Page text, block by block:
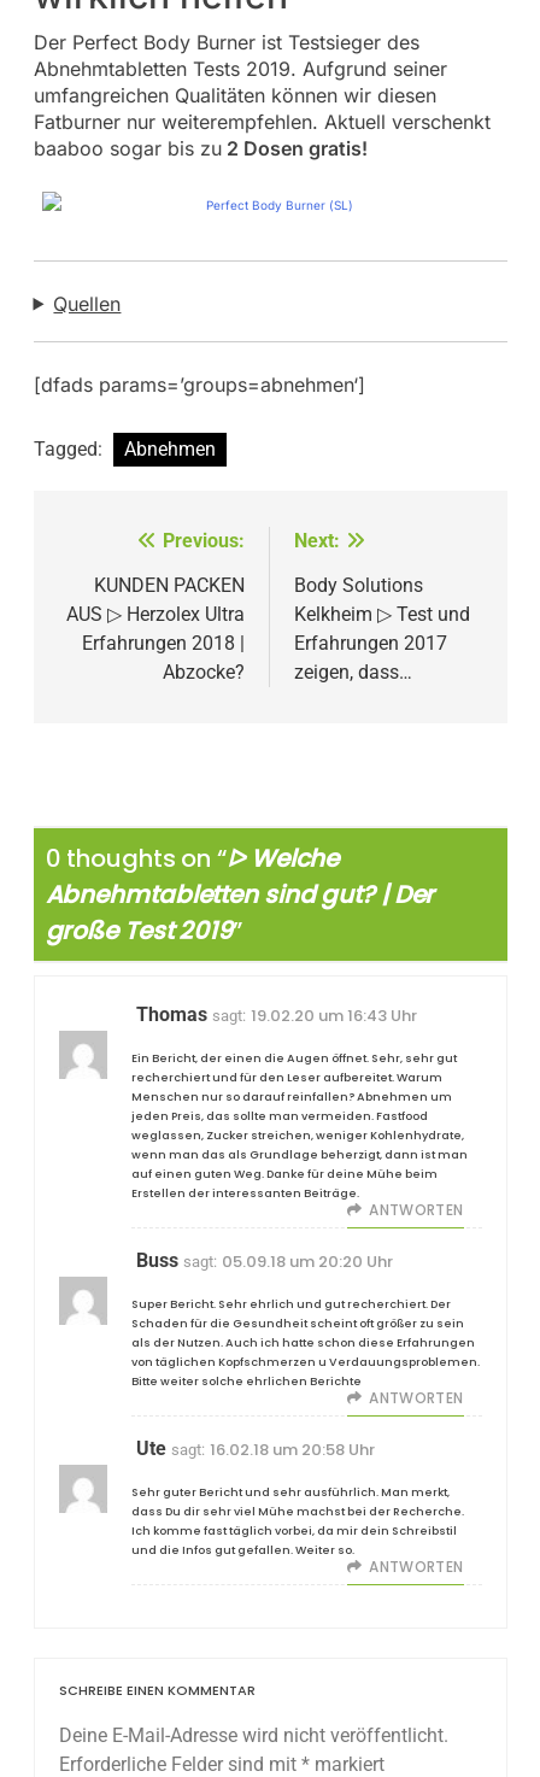
Der Perfect Body Burner ist Testsieger des
Abnehmtabletten Tests 2019. Aufgrund seiner
umfangreichen Qualitäten können wir diesen
Fatburner nur weiterempfehlen. Aktuell verschenkt
baaboo sogar bis zu2 Dosen gratis!
Quellen
[dfads params=’groups=abnehmen‘]
Tagged: Abnehmen
Beitragsnavigation
Previous:
KUNDEN PACKEN
AUS ▷ Herzolex Ultra
Erfahrungen 2018 |
Abzocke?
Next:
Body Solutions
Kelkheim ▷ Test und
Erfahrungen 2017
zeigen, dass…
0 thoughts on “ᐅ Welche
Abnehmtabletten sind gut? | Der
große Test 2019”
Thomas sagt: 19.02.20 um 16:43 Uhr
Ein Bericht, der einen die Augen öffnet. Sehr, sehr gut
recherchiert und für den Leser aufbereitet. Warum
Menschen nur so darauf reinfallen? Abnehmen um
jeden Preis, das sollte man vermeiden. Fastfood
weglassen, Zucker streichen, weniger Kohlenhydrate,
wenn man das als Grundlage beherzigt, dann ist man
auf einen guten Weg. Danke für deine Mühe beim
Erstellen der interessanten Beiträge.
ANTWORTEN
Buss sagt: 05.09.18 um 20:20 Uhr
Super Bericht. Sehr ehrlich und gut recherchiert. Der
Schaden für die Gesundheit scheint oft größer zu sein
als der Nutzen. Auch ich hatte schon diese Erfahrungen
von täglichen Kopfschmerzen u Verdauungsproblemen.
Bitte weiter solche ehrlichen Berichte
ANTWORTEN
Ute sagt: 16.02.18 um 20:58 Uhr
Sehr guter Bericht und sehr ausführlich. Man merkt,
dass Du dir sehr viel Mühe machst bei der Recherche.
Ich komme fast täglich vorbei, da mir dein Schreibstil
und die Infos gut gefallen. Weiter so.
ANTWORTEN
SCHREIBE EINEN KOMMENTAR
Deine E-Mail-Adresse wird nicht veröffentlicht.
Erforderliche Felder sind mit *markiert